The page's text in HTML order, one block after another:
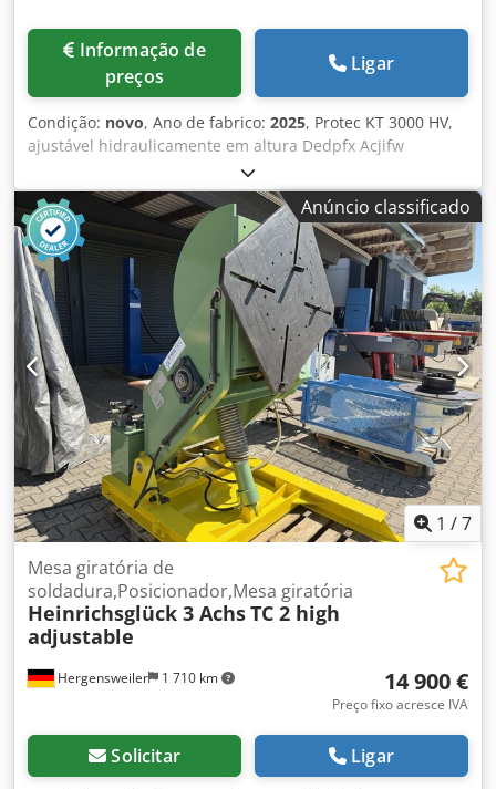
preços
Ligar
Condição: novo, Ano de fabrico: 2025, Protec KT 3000 HV,
ajustável hidraulicamente em altura Dedpfx Acjifw
Hdetswa Carga 3000 KG Comando manual à distância com
visor digital Comando à distância com dois pés Altura
aprox. min. 700mm inclinada para o centro, altura máx.
1400mm Diâmetro da placa facial 1400mm Ângulo de
inclinação min. 135 Velocidade 0,05 a 0,9 rpm. Potência do
motor 3 KW
Anúncio classificado
1 /7
Hergensweiler 1 710 km
Mesa giratória de
soldadura,Posicionador,Mesa giratória
Heinrichsglück 3 AchsTC 2 high
adjustable
14 900 €
Preço fixo acresce IVA
Solicitar Ligar